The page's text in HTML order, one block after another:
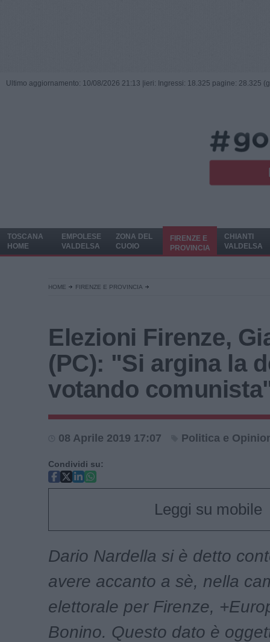
Ultimo aggiornamento: 10/08/2026 21:13 | ieri: Ingressi: 18.325 pagine: 28.325
TOSCANA
HOME
EMPOLESE
VALDELSA
ZONA DEL
CUOIO
FIRENZE E
PROVINCIA
CHIANTI
VALDELSA
HOME FIRENZE E PROVINCIA
Elezioni Firenze,
(PC): "Si argina la
votando
08 Aprile 2019 17:07 Politica e
Condividi su:
Leggi su mobile
Dario Nardella si è detto
avere accanto a sè, nella
elettorale per Firenze,
Bonino. Questo dato è